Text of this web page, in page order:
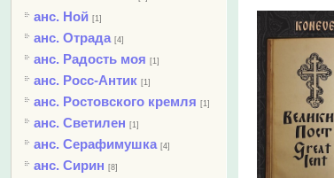
анс. Ной [1]
анс. Отрада [4]
анс. Радость моя [1]
анс. Росс-Антик [1]
анс. Ростовского кремля [1]
анс. Светилен [1]
анс. Серафимушка [4]
анс. Сирин [8]